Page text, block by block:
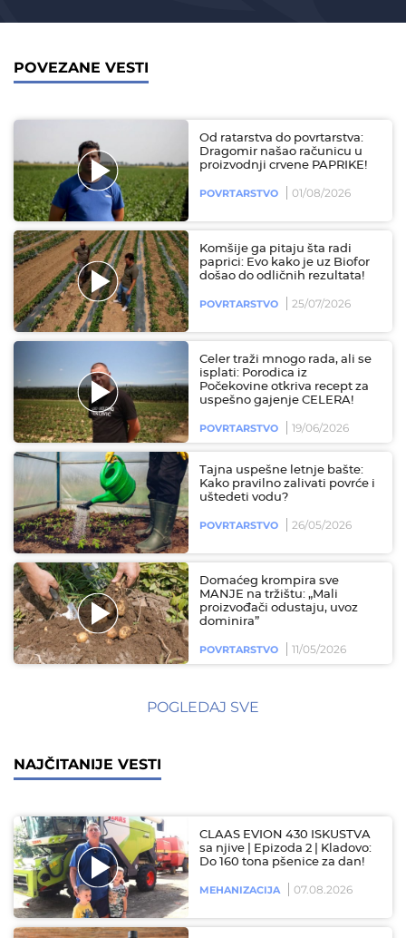
POVEZANE VESTI
Od ratarstva do povrtarstva:
Dragomir našao računicu u
proizvodnji crvene PAPRIKE!
POVRTARSTVO 01/08/2026
Komšije ga pitaju šta radi
paprici: Evo kako je uz Biofor
došao do odličnih rezultata!
POVRTARSTVO 25/07/2026
Celer traži mnogo rada, ali se
isplati: Porodica iz
Počekovine otkriva recept za
uspešno gajenje CELERA!
POVRTARSTVO 19/06/2026
Tajna uspešne letnje bašte:
Kako pravilno zalivati povrće i
uštedeti vodu?
POVRTARSTVO 26/05/2026
Domaćeg krompira sve
MANJE na tržištu: „Mali
proizvođači odustaju, uvoz
dominira”
POVRTARSTVO 11/05/2026
POGLEDAJ SVE
NAJČITANIJE VESTI
CLAAS EVION 430 ISKUSTVA
sa njive | Epizoda 2 | Kladovo:
Do 160 tona pšenice za dan!
MEHANIZACIJA 07.08.2026